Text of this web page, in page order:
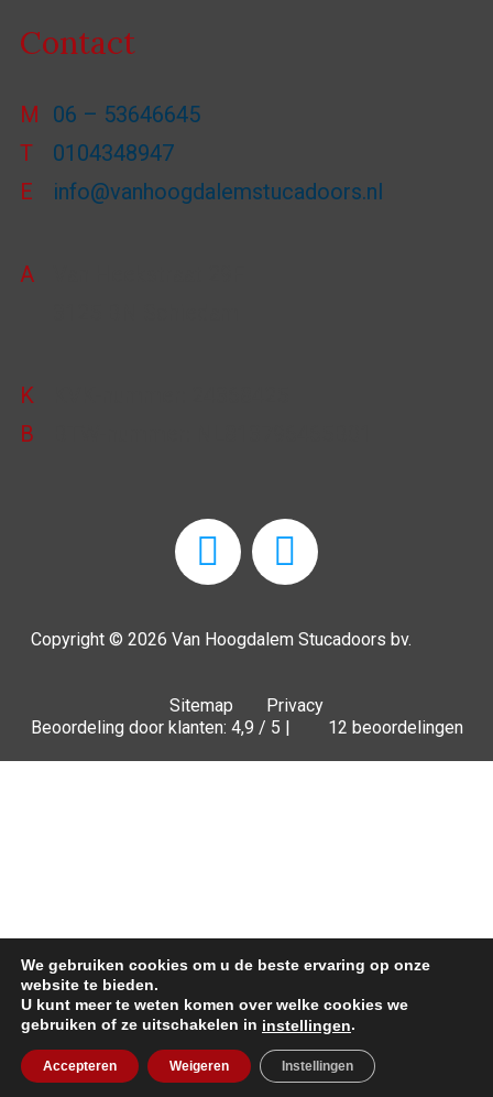
Offerte
Contact
M
06 – 53646645
T
0104348947
E
info@vanhoogdalemstucadoors.nl
A
K
B
Copyright © 2026 Van Hoogdalem Stucadoors bv.
Sitemap
Privacy
Beoordeling door klanten: 4,9 / 5 |
12 beoordelingen
We gebruiken cookies om u de beste ervaring op onze
website te bieden.
U kunt meer te weten komen over welke cookies we
gebruiken of ze uitschakelen in instellingen.
Accepteren Weigeren Instellingen